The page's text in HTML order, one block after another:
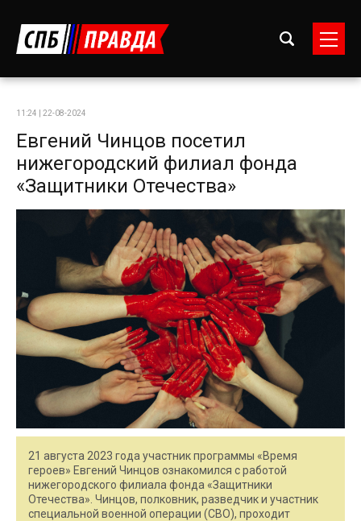
11:24 | 22-08-2024
Евгений Чинцов посетил
нижегородский филиал фонда
«Защитники Отечества»
21 августа 2023 года участник программы «Время
героев» Евгений Чинцов ознакомился с работой
нижегородского филиала фонда «Защитники
Отечества». Чинцов, полковник, разведчик и участник
специальной военной операции (СВО), проходит